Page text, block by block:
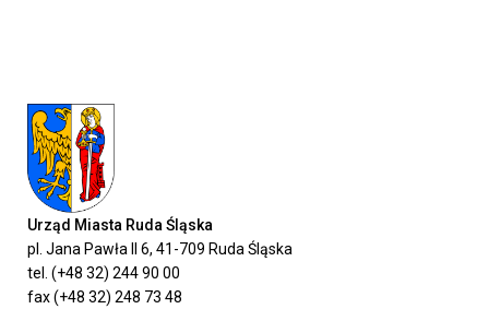
Urząd Miasta Ruda Śląska
pl. Jana Pawła II 6, 41-709 Ruda Śląska
tel. (+48 32) 244 90 00
fax (+48 32) 248 73 48